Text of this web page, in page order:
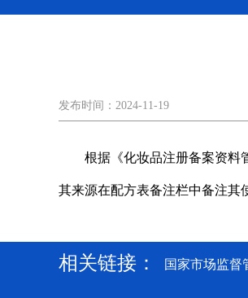
发布时间：2024-11-19
根据《化妆品注册备案资料
其来源在配方表备注栏中备注其
相关链接： 国家市场监督